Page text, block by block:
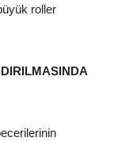
roller